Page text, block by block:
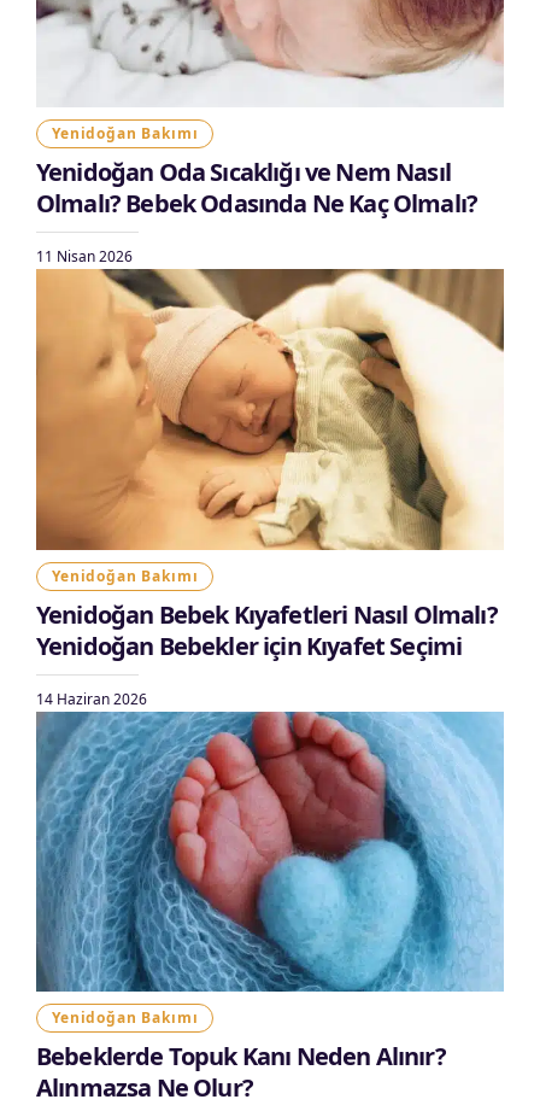
Yenidoğan Bakımı
Yenidoğan Oda Sıcaklığı ve Nem Nasıl
Olmalı? Bebek Odasında Ne Kaç Olmalı?
11 Nisan 2026
Yenidoğan Bakımı
Yenidoğan Bebek Kıyafetleri Nasıl Olmalı?
Yenidoğan Bebekler için Kıyafet Seçimi
14 Haziran 2026
Yenidoğan Bakımı
Bebeklerde Topuk Kanı Neden Alınır?
Alınmazsa Ne Olur?